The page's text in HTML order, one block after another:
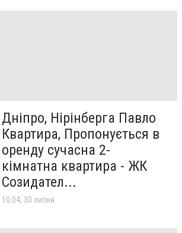
Дніпро, Нірінберга Павло
Квартира, Пропонується в
оренду сучасна 2-
кімнатна квартира - ЖК
Созидател...
10:04, 30 липня